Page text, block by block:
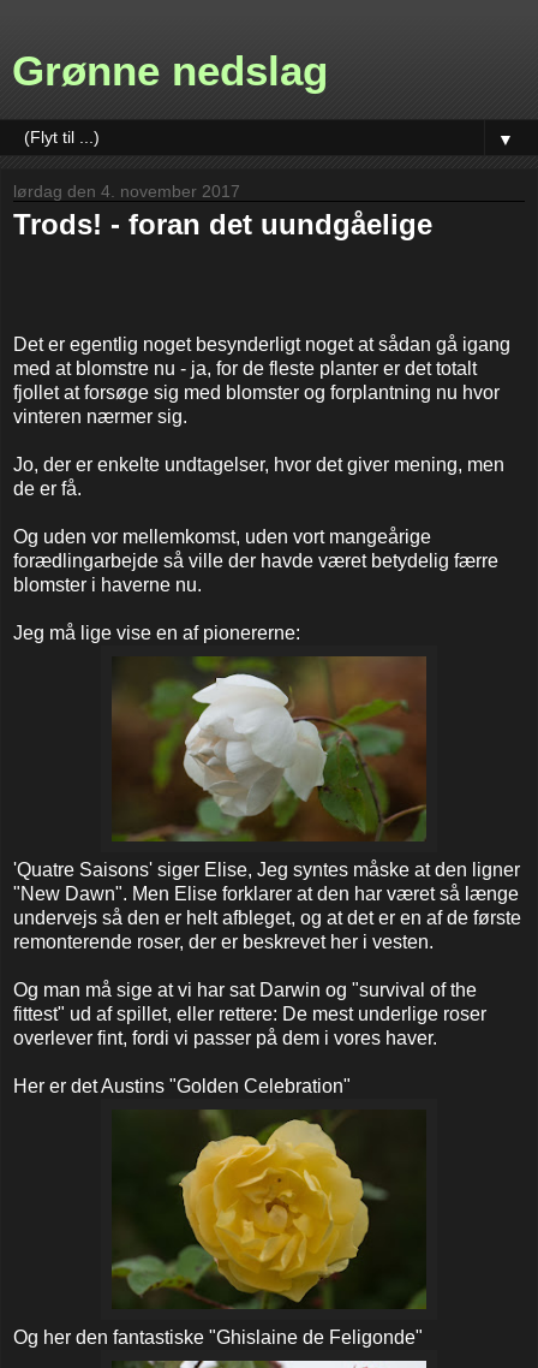
Grønne nedslag
▼
lørdag den 4. november 2017
Trods! - foran det uundgåelige
Det er egentlig noget besynderligt noget at sådan gå igang
med at blomstre nu - ja, for de fleste planter er det totalt
fjollet at forsøge sig med blomster og forplantning nu hvor
vinteren nærmer sig.
Jo, der er enkelte undtagelser, hvor det giver mening, men
de er få.
Og uden vor mellemkomst, uden vort mangeårige
forædlingarbejde så ville der havde været betydelig færre
blomster i haverne nu.
Jeg må lige vise en af pionererne:
'Quatre Saisons' siger Elise, Jeg syntes måske at den ligner
"New Dawn". Men Elise forklarer atden har været så længe
undervejs så den er helt afbleget, og at det er en af de første
remonterende roser, der er beskrevet her i vesten.
Og man må sige at vi har sat Darwin og "survival of the
fittest" ud af spillet, eller rettere: De mest underlige roser
overlever fint, fordi vi passer på dem i vores haver.
Her er det Austins "Golden Celebration"
Og her den fantastiske "Ghislaine de Feligonde"